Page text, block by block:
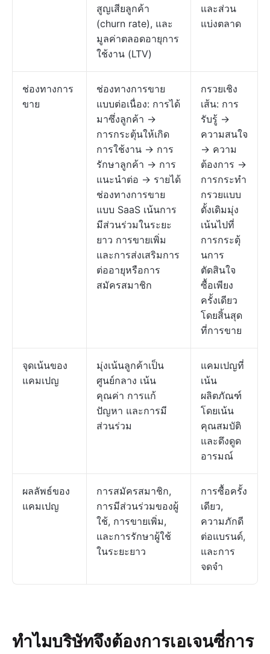
สูญเสียลูกค้า
(churn rate), และ
มูลค่าตลอดอายุการ
ใช้งาน (LTV)
และส่วน
แบ่งตลาด
ช่องทางการ
ขาย
ช่องทางการขาย
แบบต่อเนื่อง: การได้
มาซึ่งลูกค้า →
การกระตุ้นให้เกิด
การใช้งาน → การ
รักษาลูกค้า → การ
แนะนำต่อ → รายได้
ช่องทางการขาย
แบบ SaaS เน้นการ
มีส่วนร่วมในระยะ
ยาว การขายเพิ่ม
และการส่งเสริมการ
ต่ออายุหรือการ
สมัครสมาชิก
กรวยเชิง
เส้น: การ
รับรู้ →
ความสนใจ
→ ความ
ต้องการ →
การกระทำ
กรวยแบบ
ดั้งเดิมมุ่ง
เน้นไปที่
การกระตุ้
นการ
ตัดสินใจ
ซื้อเพียง
ครั้งเดียว
โดยสิ้นสุด
ที่การขาย
จุดเน้นของ
แคมเปญ
มุ่งเน้นลูกค้าเป็น
ศูนย์กลาง เน้น
คุณค่า การแก้
ปัญหา และการมี
ส่วนร่วม
แคมเปญที่
เน้น
ผลิตภัณฑ์
โดยเน้น
คุณสมบัติ
และดึงดูด
อารมณ์
ผลลัพธ์ของ
แคมเปญ
การสมัครสมาชิก,
การมีส่วนร่วมของผู้
ใช้, การขายเพิ่ม,
และการรักษาผู้ใช้
ในระยะยาว
การซื้อครั้ง
เดียว,
ความภักดี
ต่อแบรนด์,
และการ
จดจำ
ทำไมบริษัทจึงต้องการเอเจนซี่การ